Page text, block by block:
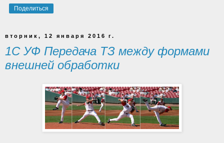
Поделиться
вторник, 12 января 2016 г.
1С УФ Передача ТЗ между формами
внешней обработки